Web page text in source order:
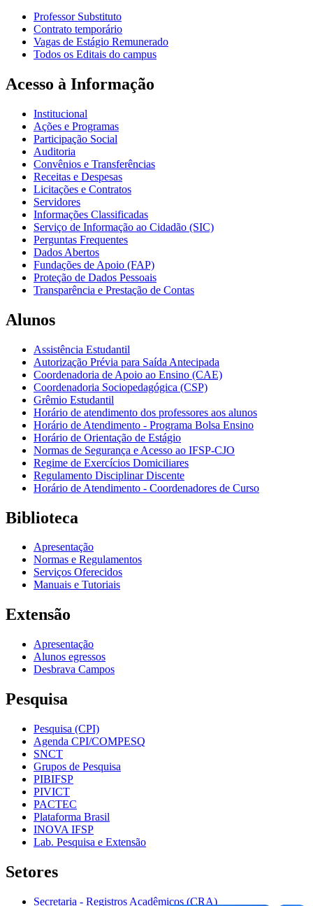
Professor Substituto
Contrato temporário
Vagas de Estágio Remunerado
Todos os Editais do campus
Acesso à Informação
Institucional
Ações e Programas
Participação Social
Auditoria
Convênios e Transferências
Receitas e Despesas
Licitações e Contratos
Servidores
Informações Classificadas
Serviço de Informação ao Cidadão (SIC)
Perguntas Frequentes
Dados Abertos
Fundações de Apoio (FAP)
Proteção de Dados Pessoais
Transparência e Prestação de Contas
Alunos
Assistência Estudantil
Autorização Prévia para Saída Antecipada
Coordenadoria de Apoio ao Ensino (CAE)
Coordenadoria Sociopedagógica (CSP)
Grêmio Estudantil
Horário de atendimento dos professores aos alunos
Horário de Atendimento - Programa Bolsa Ensino
Horário de Orientação de Estágio
Normas de Segurança e Acesso ao IFSP-CJO
Regime de Exercícios Domiciliares
Regulamento Disciplinar Discente
Horário de Atendimento - Coordenadores de Curso
Biblioteca
Apresentação
Normas e Regulamentos
Serviços Oferecidos
Manuais e Tutoriais
Extensão
Apresentação
Alunos egressos
Desbrava Campos
Pesquisa
Pesquisa (CPI)
Agenda CPI/COMPESQ
SNCT
Grupos de Pesquisa
PIBIFSP
PIVICT
PACTEC
Plataforma Brasil
INOVA IFSP
Lab. Pesquisa e Extensão
Setores
Secretaria - Registros Acadêmicos (CRA)